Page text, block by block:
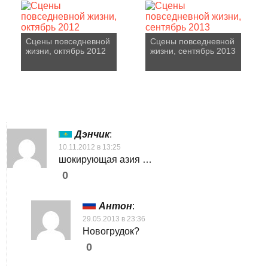
Сцены повседневной
жизни, октябрь 2012
Сцены повседневной
жизни, сентябрь 2013
Дэнчик:
10.11.2012 в 13:25
шокирующая азия …
0
Антон:
29.05.2013 в 23:36
Новогрудок?
0